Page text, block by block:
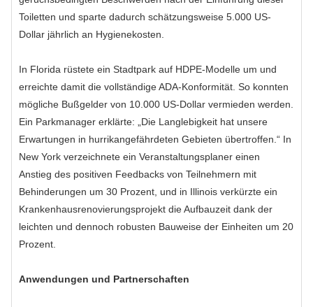
Toiletten und sparte dadurch schätzungsweise 5.000 US-
Dollar jährlich an Hygienekosten.
In Florida rüstete ein Stadtpark auf HDPE-Modelle um und
erreichte damit die vollständige ADA-Konformität. So konnten
mögliche Bußgelder von 10.000 US-Dollar vermieden werden.
Ein Parkmanager erklärte: „Die Langlebigkeit hat unsere
Erwartungen in hurrikangefährdeten Gebieten übertroffen.“ In
New York verzeichnete ein Veranstaltungsplaner einen
Anstieg des positiven Feedbacks von Teilnehmern mit
Behinderungen um 30 Prozent, und in Illinois verkürzte ein
Krankenhausrenovierungsprojekt die Aufbauzeit dank der
leichten und dennoch robusten Bauweise der Einheiten um 20
Prozent.
Anwendungen und Partnerschaften